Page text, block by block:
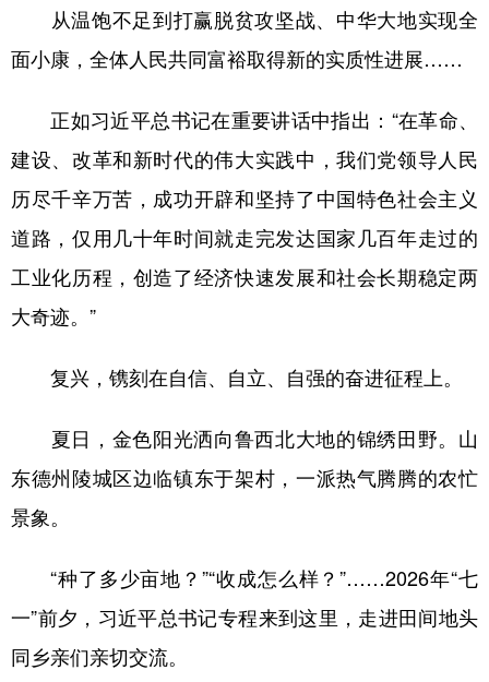
从温饱不足到打赢脱贫攻坚战、中华大地实现全
面小康，全体人民共同富裕取得新的实质性进展……
正如习近平总书记在重要讲话中指出：“在革命、
建设、改革和新时代的伟大实践中，我们党领导人民
历尽千辛万苦，成功开辟和坚持了中国特色社会主义
道路，仅用几十年时间就走完发达国家几百年走过的
工业化历程，创造了经济快速发展和社会长期稳定两
大奇迹。”
复兴，镌刻在自信、自立、自强的奋进征程上。
夏日，金色阳光洒向鲁西北大地的锦绣田野。山
东德州陵城区边临镇东于架村，一派热气腾腾的农忙
景象。
“种了多少亩地？”“收成怎么样？”……2026年“七
一”前夕，习近平总书记专程来到这里，走进田间地头
同乡亲们亲切交流。